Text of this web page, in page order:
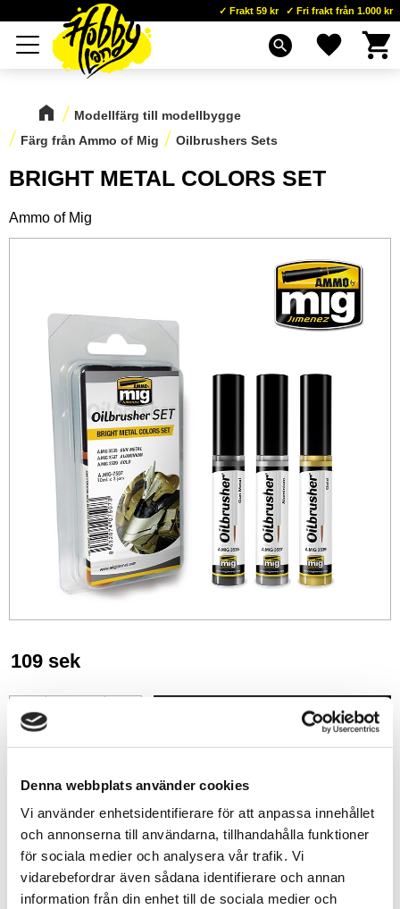
Denna webbplats använder cookies
Vi använder enhetsidentifierare för att anpassa innehållet
och annonserna till användarna, tillhandahålla funktioner
för sociala medier och analysera vår trafik. Vi
vidarebefordrar även sådana identifierare och annan
information från din enhet till de sociala medier och
Meny
Frakt 59 kr Fri frakt från 1.000 kr
search Favoriter
Modellfärg till modellbygge
Färg från Ammo of Mig
Oilbrushers Sets
BRIGHT METAL COLORS SET
Ammo of Mig
109 sek
-
Lagerstatus
1 st i lager
Artikelnr
AMIG7507
skickas från oss inom 0-1 vardagar